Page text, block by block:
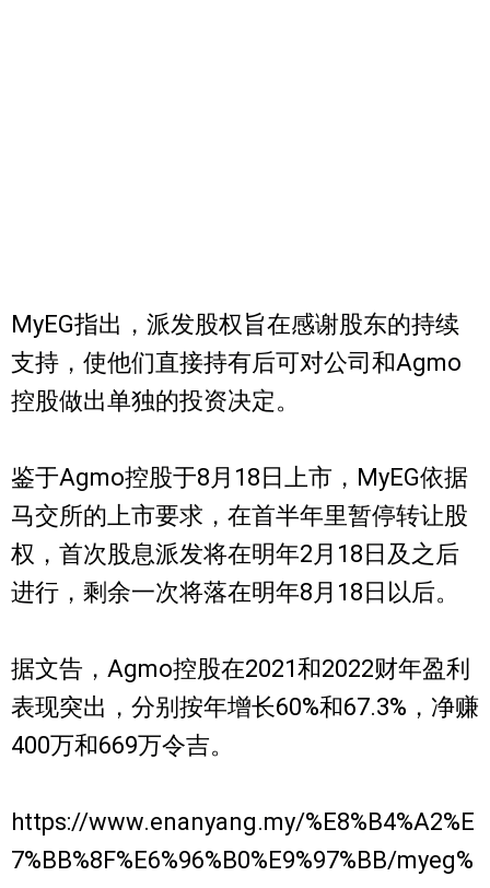
MyEG指出，派发股权旨在感谢股东的持续
支持，使他们直接持有后可对公司和Agmo
控股做出单独的投资决定。
鉴于Agmo控股于8月18日上市，MyEG依据
马交所的上市要求，在首半年里暂停转让股
权，首次股息派发将在明年2月18日及之后
进行，剩余一次将落在明年8月18日以后。
据文告，Agmo控股在2021和2022财年盈利
表现突出，分别按年增长60%和67.3%，净赚
400万和669万令吉。
https://www.enanyang.my/%E8%B4%A2%E
7%BB%8F%E6%96%B0%E9%97%BB/myeg%